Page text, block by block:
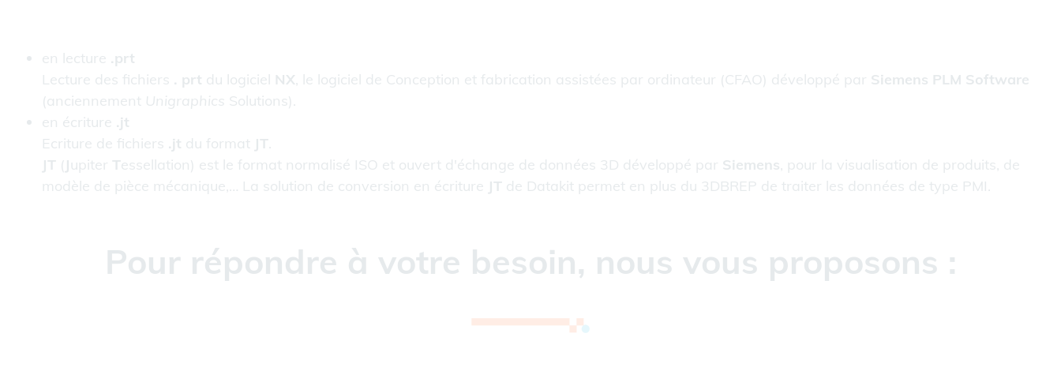
en lecture .prt
Lecture des fichiers . prt du logiciel NX, le logiciel de Conception et fabrication assistées par ordinateur (CFAO) développé par Siemens PLM Software
(anciennement Unigraphics Solutions).
en écriture .jt
Ecriture de fichiers .jt du format JT.
JT ( Jupiter Tessellation) est le format normalisé ISO et ouvert d'échange de données 3D développé par Siemens, pour la visualisation de produits, de
modèle de pièce mécanique,… La solution de conversion en écriture JT de Datakit permet en plus du 3DBREP de traiter les données de type PMI.
Pour répondre à votre besoin, nous vous proposons :